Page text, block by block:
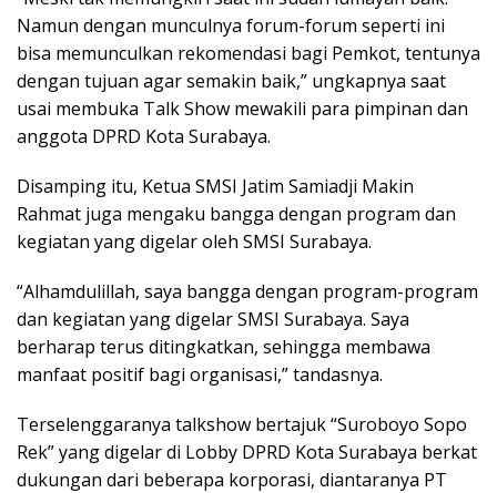
Namun dengan munculnya forum-forum seperti ini
bisa memunculkan rekomendasi bagi Pemkot, tentunya
dengan tujuan agar semakin baik,” ungkapnya saat
usai membuka Talk Show mewakili para pimpinan dan
anggota DPRD Kota Surabaya.
Disamping itu, Ketua SMSI Jatim Samiadji Makin
Rahmat juga mengaku bangga dengan program dan
kegiatan yang digelar oleh SMSI Surabaya.
“Alhamdulillah, saya bangga dengan program-program
dan kegiatan yang digelar SMSI Surabaya. Saya
berharap terus ditingkatkan, sehingga membawa
manfaat positif bagi organisasi,” tandasnya.
Terselenggaranya talkshow bertajuk “Suroboyo Sopo
Rek” yang digelar di Lobby DPRD Kota Surabaya berkat
dukungan dari beberapa korporasi, diantaranya PT